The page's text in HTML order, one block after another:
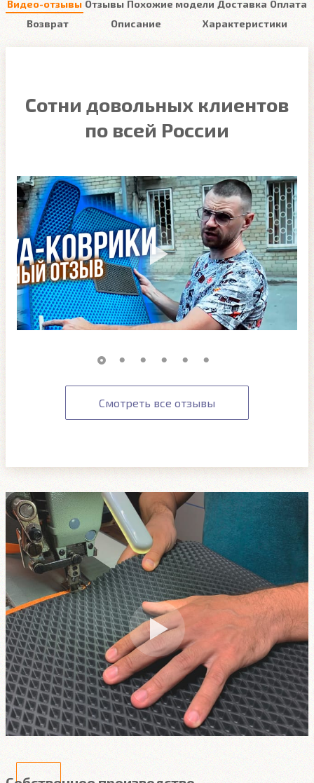
Видео-отзывы Отзывы Похожие модели Доставка Оплата
Возврат
Описание Характеристики
Сотни довольных клиентов
по всей России
Смотреть все отзывы